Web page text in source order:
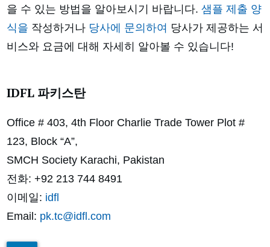
을 수 있는 방법을 알아보시기 바랍니다. 샘플 제출 양
식을 작성하거나 당사에 문의하여 당사가 제공하는 서
비스와 요금에 대해 자세히 알아볼 수 있습니다!
IDFL 파키스탄
Office # 403, 4th Floor Charlie Trade Tower Plot #
123, Block “A”,
SMCH Society Karachi, Pakistan
전화: +92 213 744 8491
이메일: idfl
Email: pk.tc@idfl.com